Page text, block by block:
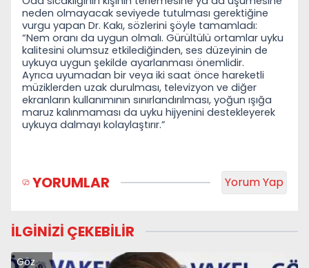
neden olmayacak seviyede tutulması gerektiğine
vurgu yapan Dr. Kakı, sözlerini şöyle tamamladı:
“Nem oranı da uygun olmalı. Gürültülü ortamlar uyku
kalitesini olumsuz etkilediğinden, ses düzeyinin de
uykuya uygun şekilde ayarlanması önemlidir.
Ayrıca uyumadan bir veya iki saat önce hareketli
müziklerden uzak durulması, televizyon ve diğer
ekranların kullanımının sınırlandırılması, yoğun ışığa
maruz kalınmaması da uyku hijyenini destekleyerek
uykuya dalmayı kolaylaştırır.”
YORUMLAR Yorum Yap
İLGİNİZİ ÇEKEBİLİR
Göz